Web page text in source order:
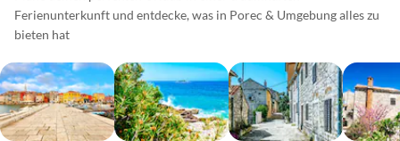
Ferienunterkunft und entdecke, was in Porec & Umgebung alles zu
bieten hat